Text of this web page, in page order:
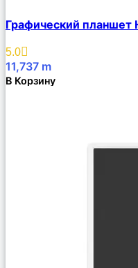
Описание
Избранное
Графический планшет
5.0
11,737 m
В Корзину